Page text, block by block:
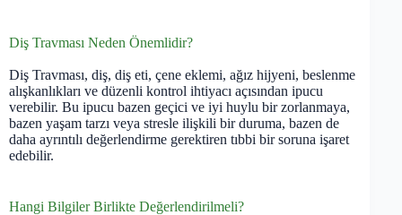
Diş Travması Neden Önemlidir?
Diş Travması, diş, diş eti, çene eklemi, ağız hijyeni, beslenme
alışkanlıkları ve düzenli kontrol ihtiyacı açısından ipucu
verebilir. Bu ipucu bazen geçici ve iyi huylu bir zorlanmaya,
bazen yaşam tarzı veya stresle ilişkili bir duruma, bazen de
daha ayrıntılı değerlendirme gerektiren tıbbi bir soruna işaret
edebilir.
Hangi Bilgiler Birlikte Değerlendirilmeli?